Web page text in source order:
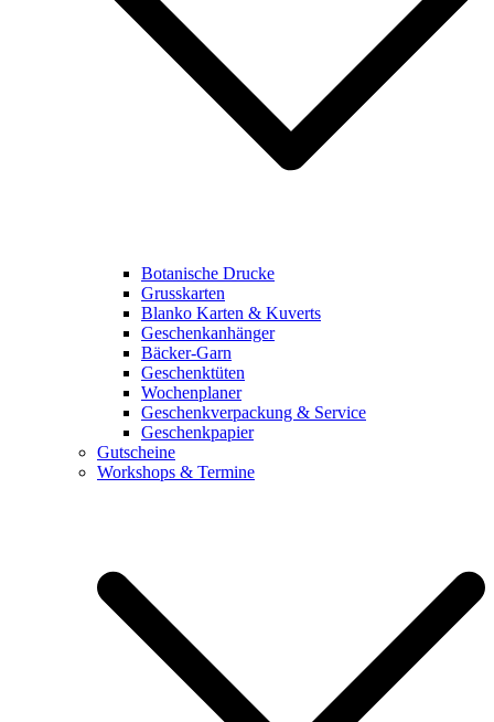
Botanische Drucke
Grusskarten
Blanko Karten & Kuverts
Geschenkanhänger
Bäcker-Garn
Geschenktüten
Wochenplaner
Geschenkverpackung & Service
Geschenkpapier
Gutscheine
Workshops & Termine